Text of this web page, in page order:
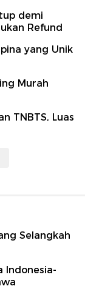
demi
Refund
yang Unik
Murah
TNBTS, Luas
Selangkah
Indonesia-